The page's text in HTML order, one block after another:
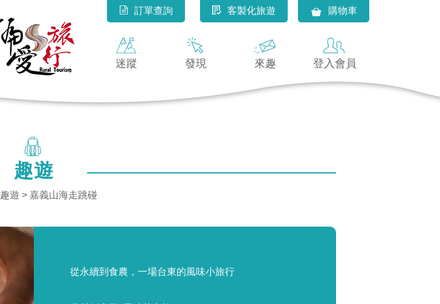
購物車
客製化旅遊
訂單查詢
迷蹤 發現 來趣 登入會員
趣遊
趣遊 > 嘉義山海走跳碰
從永續到食農，一場台東的風味小旅行